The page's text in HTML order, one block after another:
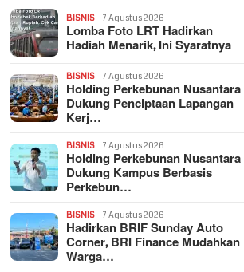
BISNIS 7 Agustus 2026
Lomba Foto LRT Hadirkan
Hadiah Menarik, Ini Syaratnya
BISNIS 7 Agustus 2026
Holding Perkebunan Nusantara
Dukung Penciptaan Lapangan
Kerj…
BISNIS 7 Agustus 2026
Holding Perkebunan Nusantara
Dukung Kampus Berbasis
Perkebun…
BISNIS 7 Agustus 2026
Hadirkan BRIF Sunday Auto
Corner, BRI Finance Mudahkan
Warga…